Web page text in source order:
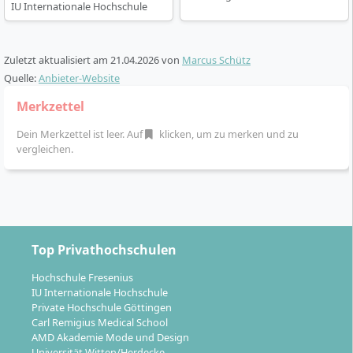
Vorleistungen verkürzen.
Welche Karrierewege eröffnet der Abschluss
Mit dem staatlich und international anerkannten
und Karrieremöglichkeiten sind:
Tätigkeit in Steuerkanzleien oder
Wirtschaftsprüfungsgesellschaften
Funktionen in Steuerabteilungen von
Unternehmen
IU Internationale Hochschule
Zuletzt aktualisiert am 21.04.2026von Marcus Schütz
Quelle:Anbieter-Website
Merkzettel
Dein Merkzettel ist leer. Auf
klicken, um zu merken und zu
vergleichen.
Top Privathochschulen
Hochschule Fresenius
IU Internationale Hochschule
Private Hochschule Göttingen
Carl Remigius Medical School
AMD Akademie Mode und Design